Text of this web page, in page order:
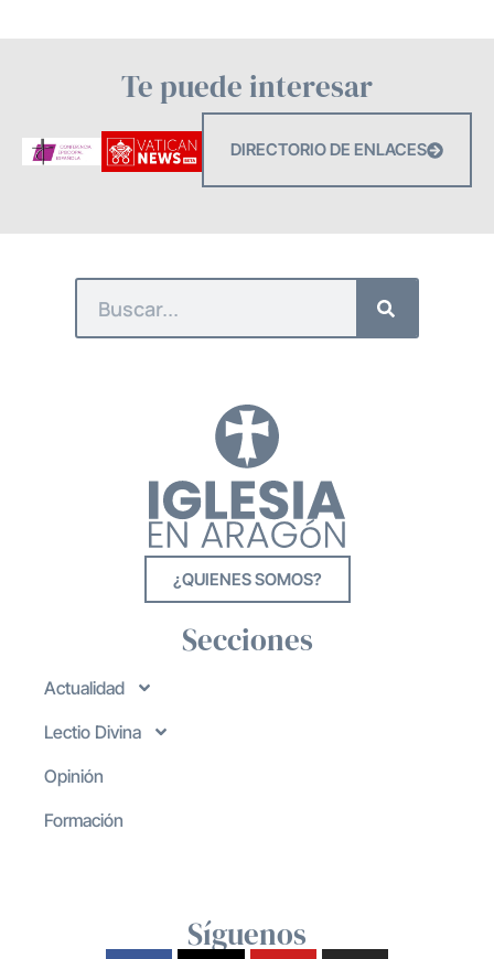
Te puede interesar
DIRECTORIO DE ENLACES
¿QUIENES SOMOS?
Secciones
Actualidad
Lectio Divina
Opinión
Formación
Síguenos